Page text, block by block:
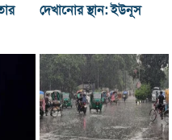
দেখানোর স্থান: ইউনূস